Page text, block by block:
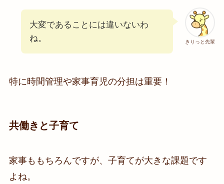
きりっと先輩
大変であることには違いないわ
ね。
特に時間管理や家事育児の分担は重要！
共働きと子育て
家事ももちろんですが、子育てが大きな課題です
よね。